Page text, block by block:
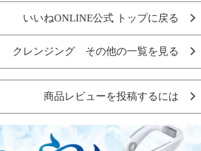
いいねONLINE公式 トップに戻る
クレンジング その他の一覧を見る
商品レビューを投稿するには